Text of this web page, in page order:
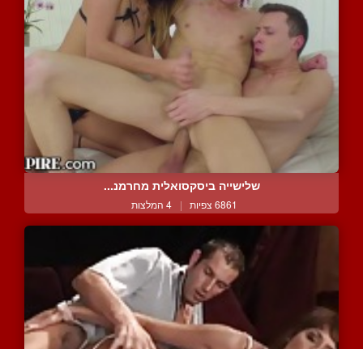
שלישייה ביסקסואלית מחרמנ...
6861 צפיות | 4 המלצות